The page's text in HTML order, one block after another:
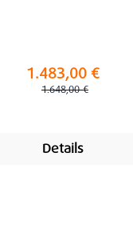
1.483,00 €
Regulärer Preis:
1.648,00 €
Details